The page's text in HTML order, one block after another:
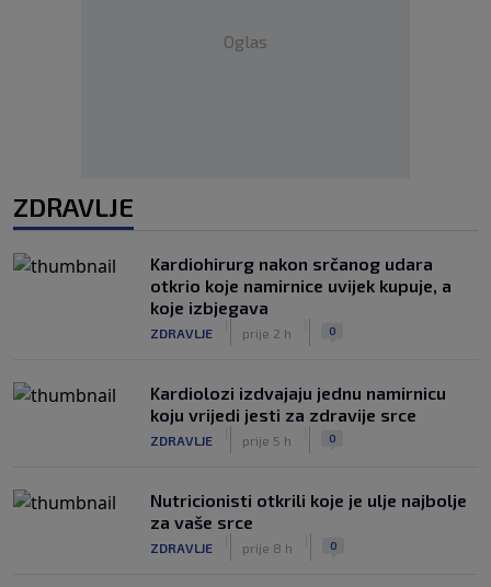
Oglas
ZDRAVLJE
Kardiohirurg nakon srčanog udara
otkrio koje namirnice uvijek kupuje, a
koje izbjegava
ZDRAVLJE prije 2 h 0
Kardiolozi izdvajaju jednu namirnicu
koju vrijedi jesti za zdravije srce
ZDRAVLJE prije 5 h 0
Nutricionisti otkrili koje je ulje najbolje
za vaše srce
ZDRAVLJE prije 8 h 0